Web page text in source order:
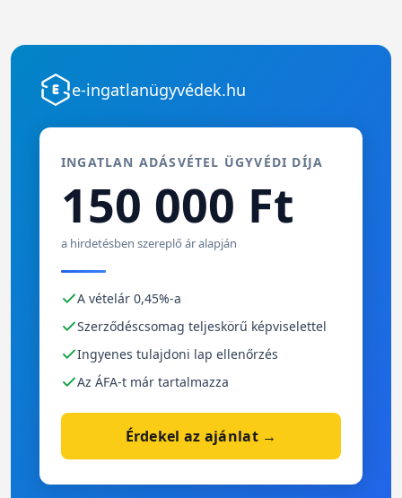
e-ingatlanügyvédek.hu
INGATLAN ADÁSVÉTEL ÜGYVÉDI DÍJA
150 000 Ft
a hirdetésben szereplő ár alapján
A vételár 0,45%-a
Szerződéscsomag teljeskörű képviselettel
Ingyenes tulajdoni lap ellenőrzés
Az ÁFA-t már tartalmazza
Érdekel az ajánlat →